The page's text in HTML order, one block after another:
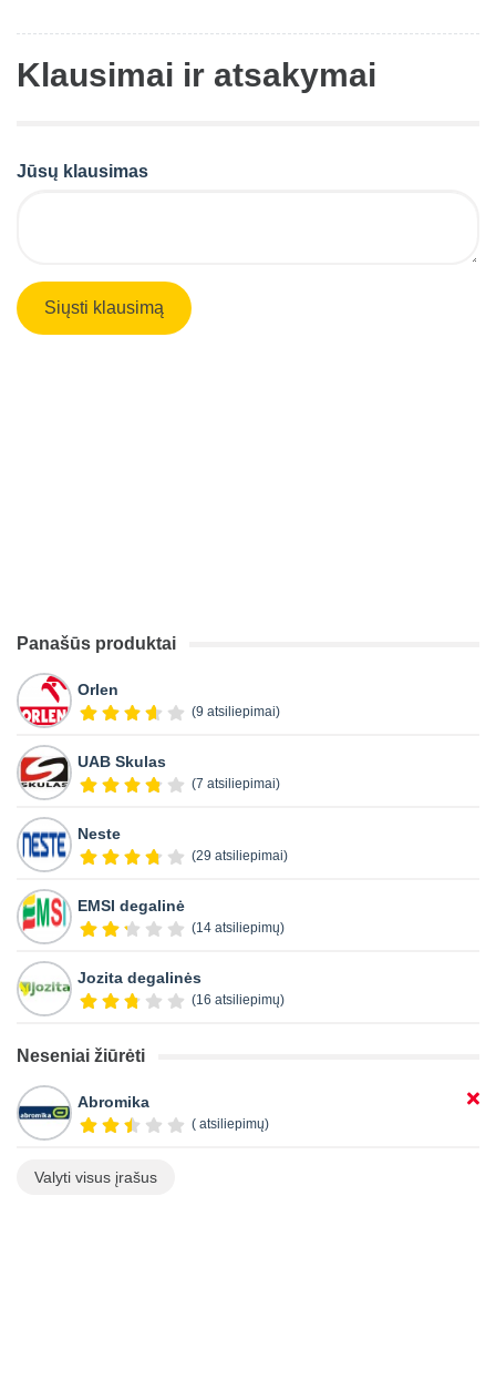
Klausimai ir atsakymai
Jūsų klausimas
Panašūs produktai
Orlen
(9 atsiliepimai)
UAB Skulas
(7 atsiliepimai)
Neste
(29 atsiliepimai)
EMSI degalinė
(14 atsiliepimų)
Jozita degalinės
(16 atsiliepimų)
Neseniai žiūrėti
Abromika
( atsiliepimų)
Valyti visus įrašus